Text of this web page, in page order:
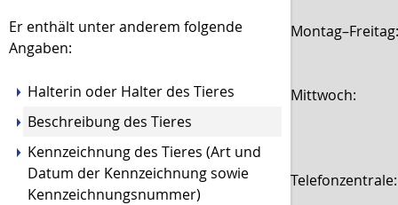
Er enthält unter anderem folgende
Angaben:
Halterin oder Halter des Tieres
Beschreibung des Tieres
Kennzeichnung des Tieres (Art und
Datum der Kennzeichnung sowie
Kennzeichnungsnummer)
Mittwoch: